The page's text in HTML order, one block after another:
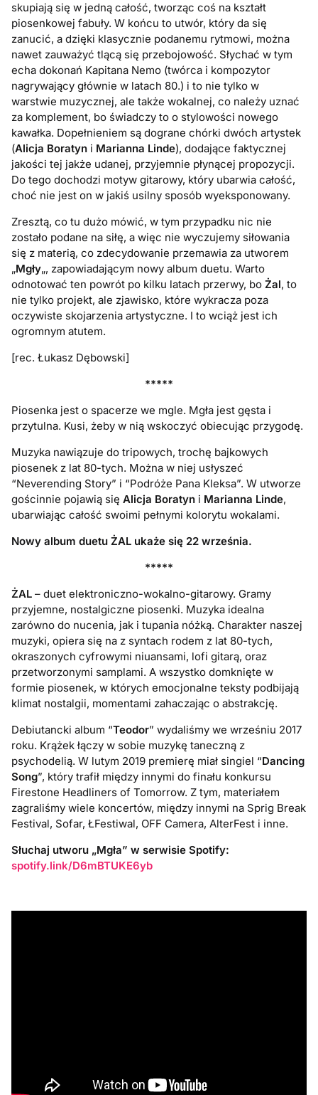
skupiają się w jedną całość, tworząc coś na kształt
piosenkowej fabuły. W końcu to utwór, który da się
zanucić, a dzięki klasycznie podanemu rytmowi, można
nawet zauważyć tlącą się przebojowość. Słychać w tym
echa dokonań Kapitana Nemo (twórca i kompozytor
nagrywający głównie w latach 80.) i to nie tylko w
warstwie muzycznej, ale także wokalnej, co należy uznać
za komplement, bo świadczy to o stylowości nowego
kawałka. Dopełnieniem są dograne chórki dwóch artystek
(Alicja Boratyn i Marianna Linde), dodające faktycznej
jakości tej jakże udanej, przyjemnie płynącej propozycji.
Do tego dochodzi motyw gitarowy, który ubarwia całość,
choć nie jest on w jakiś usilny sposób wyeksponowany.
Zresztą, co tu dużo mówić, w tym przypadku nic nie
zostało podane na siłę, a więc nie wyczujemy siłowania
się z materią, co zdecydowanie przemawia za utworem
„Mgły„, zapowiadającym nowy album duetu. Warto
odnotować ten powrót po kilku latach przerwy, boŻal, to
nie tylko projekt, ale zjawisko, które wykracza poza
oczywiste skojarzenia artystyczne. I to wciąż jest ich
ogromnym atutem.
[rec. Łukasz Dębowski]
*****
Piosenka jest o spacerze we mgle. Mgła jest gęsta i
przytulna. Kusi, żeby w nią wskoczyć obiecując przygodę.
Muzyka nawiązuje do tripowych, trochę bajkowych
piosenek z lat 80-tych. Można w niej usłyszeć
“Neverending Story” i “Podróże Pana Kleksa”. W utworze
gościnnie pojawią sięAlicja Boratyn i Marianna Linde,
ubarwiając całość swoimi pełnymi kolorytu wokalami.
Nowy album duetu ŻAL ukaże się 22 września.
*****
ŻAL – duet elektroniczno-wokalno-gitarowy. Gramy
przyjemne, nostalgiczne piosenki. Muzyka idealna
zarówno do nucenia, jak i tupania nóżką. Charakter naszej
muzyki, opiera się na z syntach rodem z lat 80-tych,
okraszonych cyfrowymi niuansami, lofi gitarą, oraz
przetworzonymi samplami. A wszystko domknięte w
formie piosenek, w których emocjonalne teksty podbijają
klimat nostalgii, momentami zahaczając o abstrakcję.
Debiutancki album “Teodor” wydaliśmy we wrześniu 2017
roku. Krążek łączy w sobie muzykę taneczną z
psychodelią. W lutym 2019 premierę miał singiel “Dancing
Song”, który trafił między innymi do finału konkursu
Firestone Headliners of Tomorrow. Z tym, materiałem
zagraliśmy wiele koncertów, między innymi na Sprig Break
Festival, Sofar, ŁFestiwal, OFF Camera, AlterFest i inne.
Słuchaj utworu „Mgła” w serwisie Spotify:
spotify.link/D6mBTUKE6yb